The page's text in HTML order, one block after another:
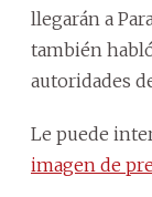
llegarán a
también
autoridades
Le puede
imagen de